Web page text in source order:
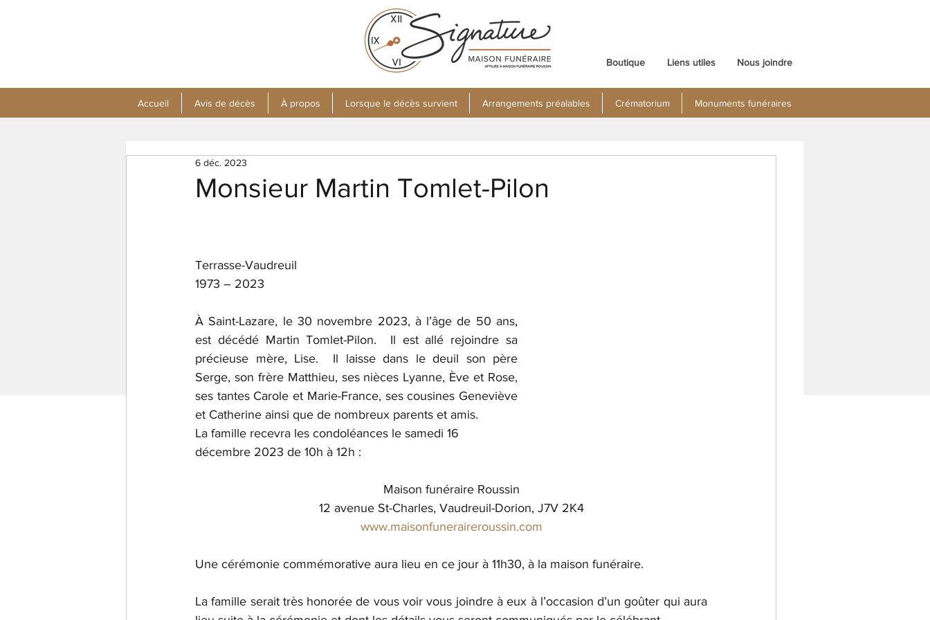
Boutique Liens utiles Nous joindre
Accueil Avis de décès À propos Lorsque le décès survient Arrangements préalables Crématorium Monuments funéraires
Monsieur Martin Tomlet-Pilon
6 déc. 2023
Terrasse-Vaudreuil
1973 – 2023
À Saint-Lazare, le 30 novembre 2023, à l’âge de 50 ans,
est décédé Martin Tomlet-Pilon.  Il est allé rejoindre sa
précieuse mère, Lise.  Il laisse dans le deuil son père
Serge, son frère Matthieu, ses nièces Lyanne, Ève et Rose,
ses tantes Carole et Marie-France, ses cousines Geneviève
et Catherine ainsi que de nombreux parents et amis.
La famille recevra les condoléances le samedi 16
décembre 2023 de 10h à 12h :
Maison funéraire Roussin
12 avenue St-Charles, Vaudreuil-Dorion, J7V 2K4
www.maisonfuneraireroussin.com
Une cérémonie commémorative aura lieu en ce jour à 11h30, à la maison funéraire.
La famille serait très honorée de vous voir vous joindre à eux à l’occasion d’un goûter qui aura